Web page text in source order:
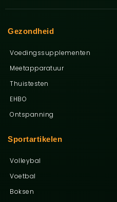
Sportartikelen
Volleybal
Voetbal
Boksen
Gezondheid
Voedingssupplementen
Meetapparatuur
Thuistesten
EHBO
Ontspanning